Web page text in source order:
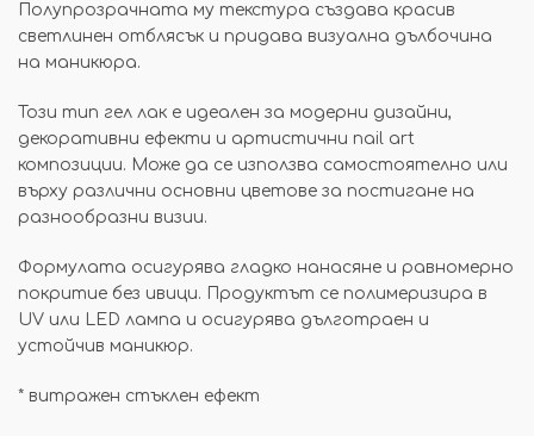
Полупрозрачната му текстура създава красив
светлинен отблясък и придава визуална дълбочина
на маникюра.
Този тип гел лак е идеален за модерни дизайни,
декоративни ефекти и артистични nail art
композиции. Може да се използва самостоятелно или
върху различни основни цветове за постигане на
разнообразни визии.
Формулата осигурява гладко нанасяне и равномерно
покритие без ивици. Продуктът се полимеризира в
UV или LED лампа и осигурява дълготраен и
устойчив маникюр.
* витражен стъклен ефект